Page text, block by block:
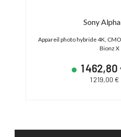
Sony
Appareil photo hybride 4K,
Bionz X
1 462,80
1 219,00 €